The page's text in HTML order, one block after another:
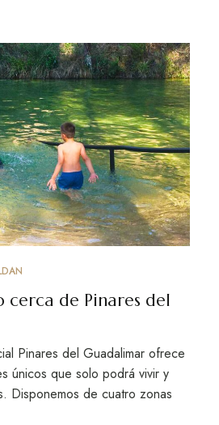
cerca de Pinares del
Pinares del Guadalimar ofrece
únicos que solo podrá vivir y
Disponemos de cuatro zonas